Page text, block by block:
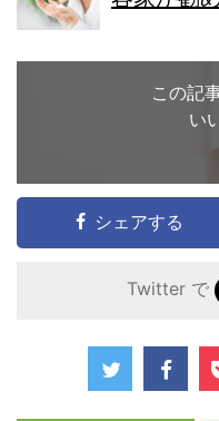
この記
い
シェアする
Twitter で